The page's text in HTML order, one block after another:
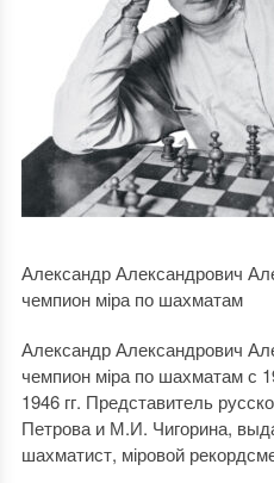
Александр Александрович
чемпион міра по шахматам
Александр Александрович
чемпион міра по шахматам с
1946 гг. Представитель
Петрова и М.И. Чигорина,
шахматист, міровой